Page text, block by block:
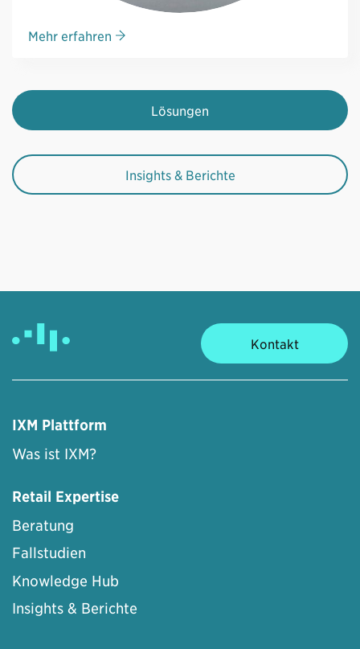
Mehr erfahren
Lösungen
Insights & Berichte
Kontakt
IXM Plattform
Was ist IXM?
Retail Expertise
Beratung
Fallstudien
Knowledge Hub
Insights & Berichte